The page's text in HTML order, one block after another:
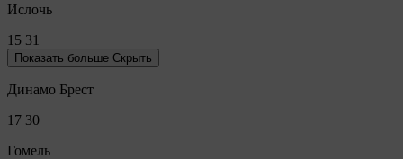
Ислочь
15 31
Показать больше Скрыть
Динамо Брест
17 30
Гомель